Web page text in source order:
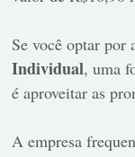
Se você optar por
Individual, uma
é aproveitar as
A empresa